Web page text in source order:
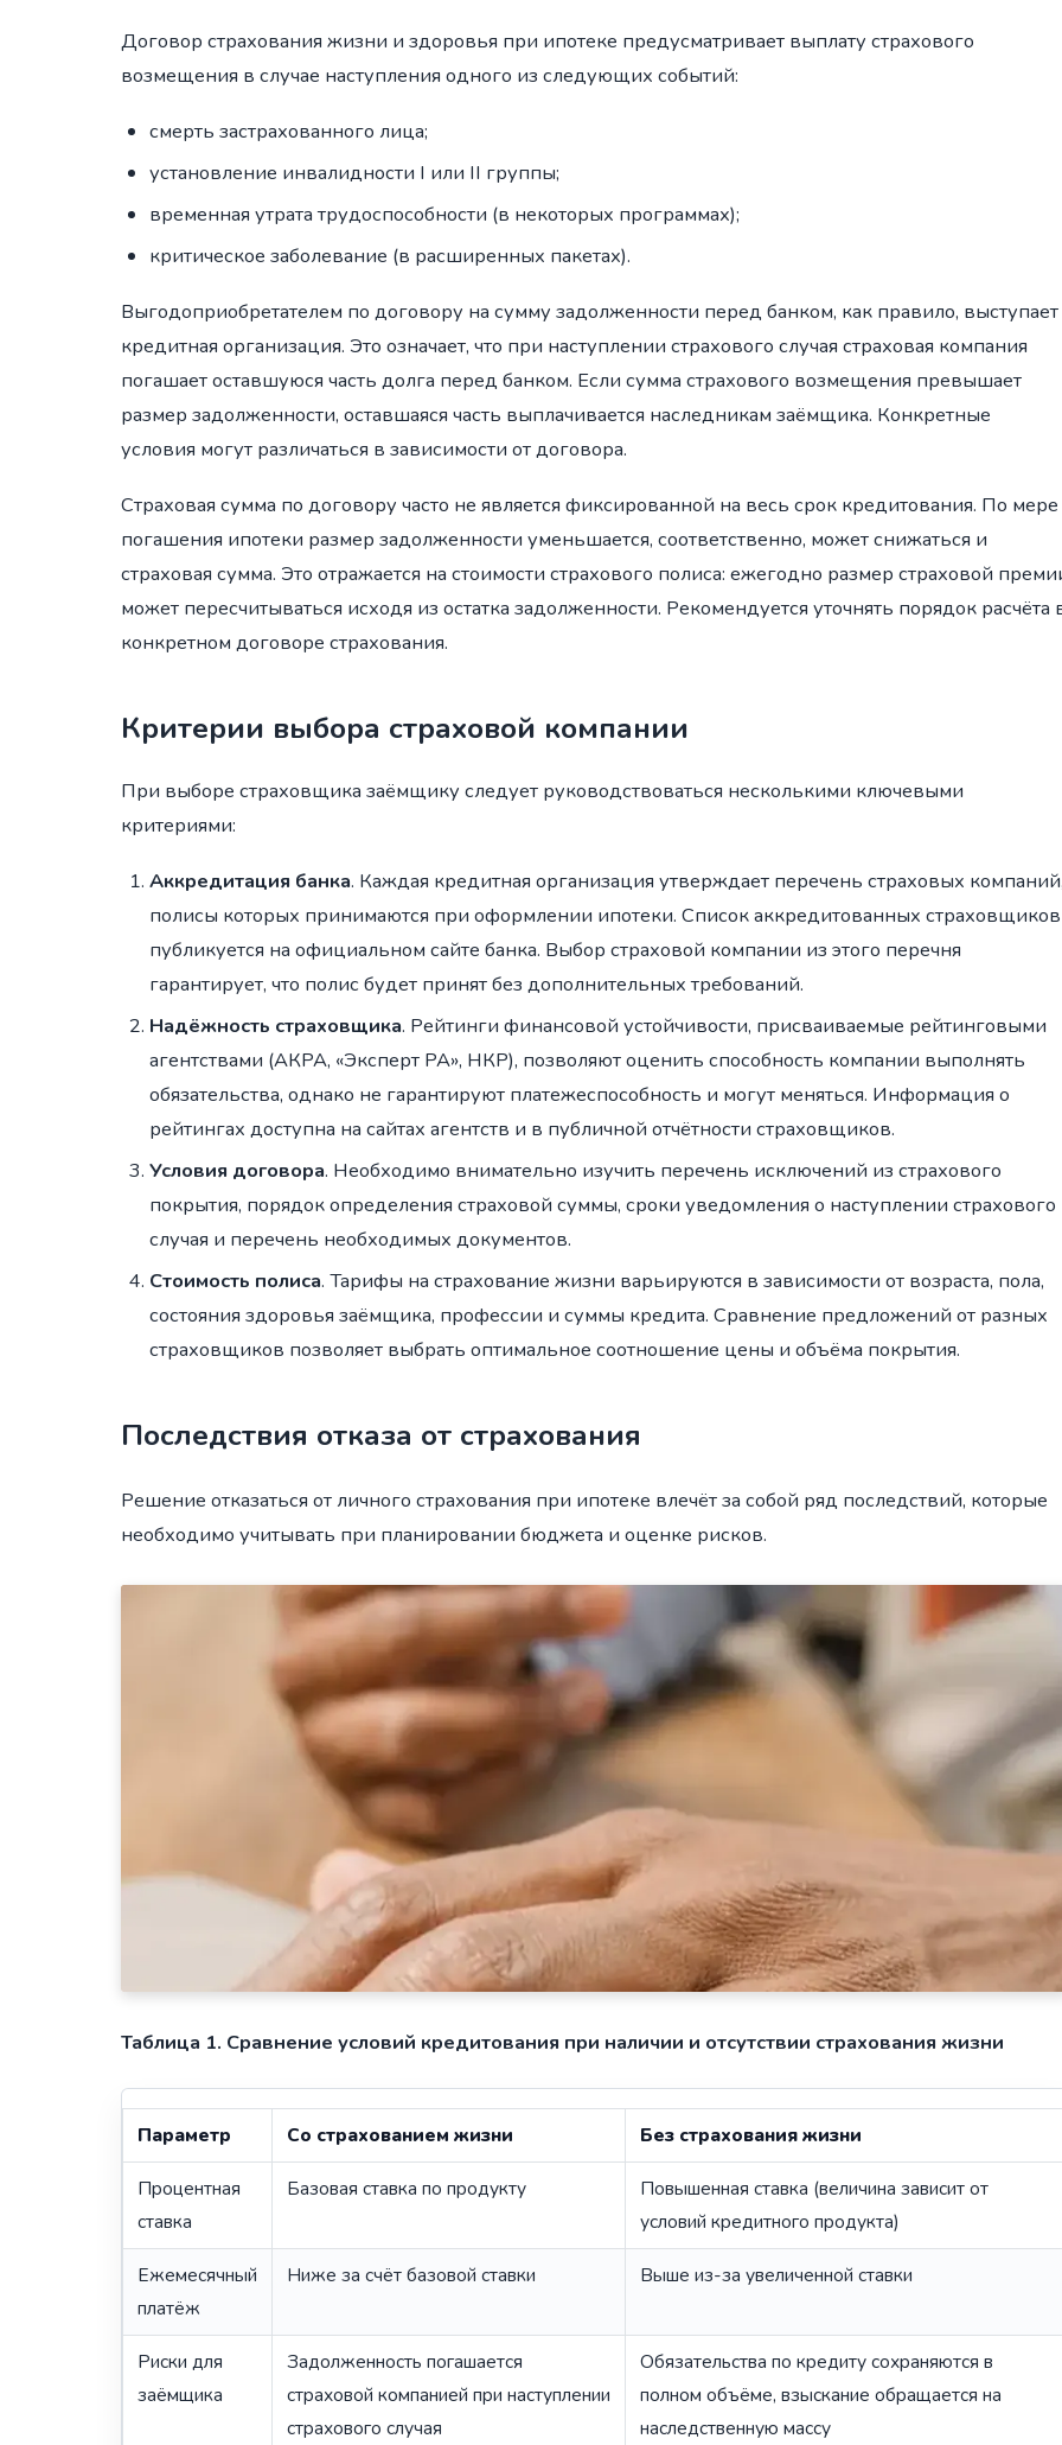
Договор страхования жизни и здоровья при ипотеке предусматривает выплату страхового
возмещения в случае наступления одного из следующих событий:
смерть застрахованного лица;
установление инвалидности I или II группы;
временная утрата трудоспособности (в некоторых программах);
критическое заболевание (в расширенных пакетах).
Выгодоприобретателем по договору на сумму задолженности перед банком, как правило, выступает
кредитная организация. Это означает, что при наступлении страхового случая страховая компания
погашает оставшуюся часть долга перед банком. Если сумма страхового возмещения превышает
размер задолженности, оставшаяся часть выплачивается наследникам заёмщика. Конкретные
условия могут различаться в зависимости от договора.
Страховая сумма по договору часто не является фиксированной на весь срок кредитования. По мере
погашения ипотеки размер задолженности уменьшается, соответственно, может снижаться и
страховая сумма. Это отражается на стоимости страхового полиса: ежегодно размер страховой
может пересчитываться исходя из остатка задолженности. Рекомендуется уточнять порядок расчёта
конкретном договоре страхования.
Критерии выбора страховой компании
При выборе страховщика заёмщику следует руководствоваться несколькими ключевыми
критериями:
Аккредитация банка. Каждая кредитная организация утверждает перечень страховых
полисы которых принимаются при оформлении ипотеки. Список аккредитованных страховщиков
публикуется на официальном сайте банка. Выбор страховой компании из этого перечня
гарантирует, что полис будет принят без дополнительных требований.
Надёжность страховщика. Рейтинги финансовой устойчивости, присваиваемые рейтинговыми
агентствами (АКРА, «Эксперт РА», НКР), позволяют оценить способность компании выполнять
обязательства, однако не гарантируют платежеспособность и могут меняться. Информация о
рейтингах доступна на сайтах агентств и в публичной отчётности страховщиков.
Условия договора. Необходимо внимательно изучить перечень исключений из страхового
покрытия, порядок определения страховой суммы, сроки уведомления о наступлении страхового
случая и перечень необходимых документов.
Стоимость полиса. Тарифы на страхование жизни варьируются в зависимости от возраста, пола,
состояния здоровья заёмщика, профессии и суммы кредита. Сравнение предложений от разных
страховщиков позволяет выбрать оптимальное соотношение цены и объёма покрытия.
Последствия отказа от страхования
Решение отказаться от личного страхования при ипотеке влечёт за собой ряд последствий, которые
необходимо учитывать при планировании бюджета и оценке рисков.
Таблица 1. Сравнение условий кредитования при наличии и отсутствии страхования жизни
Параметр Со страхованием жизни Без страхования жизни
Процентная
ставка
Базовая ставка по продукту
Повышенная ставка (величина зависит от
условий кредитного продукта)
Ежемесячный
платёж
Ниже за счёт базовой ставки Выше из-за увеличенной ставки
Риски для
заёмщика
Задолженность погашается
страховой компанией при наступлении
страхового случая
Обязательства по кредиту сохраняются в
полном объёме, взыскание обращается на
наследственную массу